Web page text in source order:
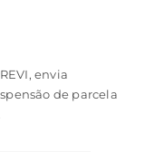
envia
de parcela